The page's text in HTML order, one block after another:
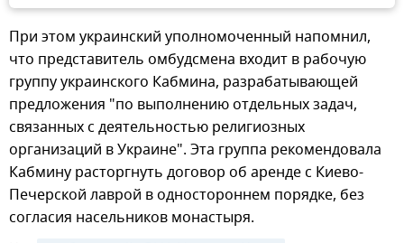
При этом украинский уполномоченный напомнил,
что представитель омбудсмена входит в рабочую
группу украинского Кабмина, разрабатывающей
предложения "по выполнению отдельных задач,
связанных с деятельностью религиозных
организаций в Украине". Эта группа рекомендовала
Кабмину расторгнуть договор об аренде с Киево-
Печерской лаврой в одностороннем порядке, без
согласия насельников монастыря.